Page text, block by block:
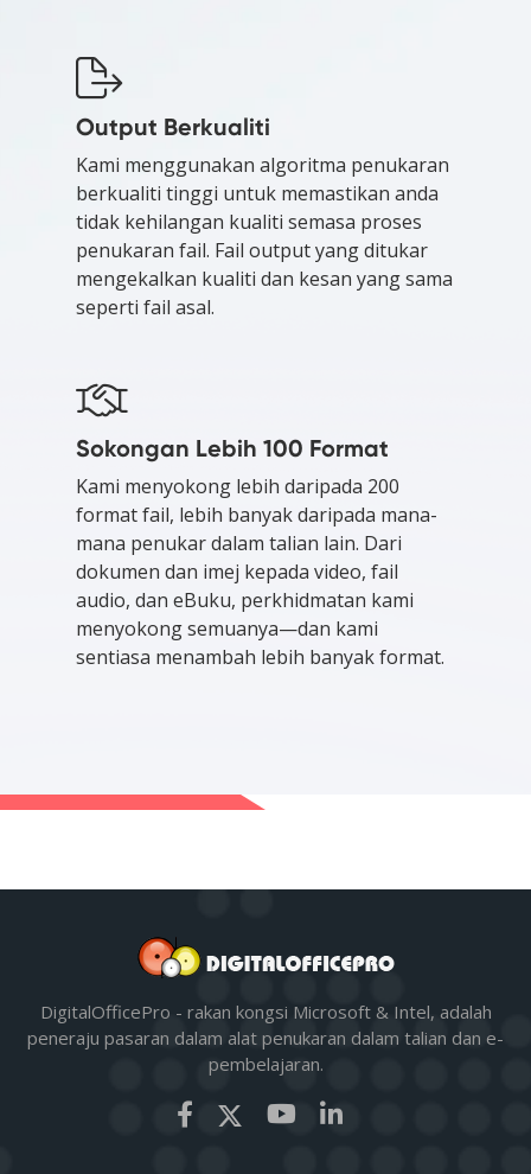
Output Berkualiti
Kami menggunakan algoritma penukaran
berkualiti tinggi untuk memastikan anda
tidak kehilangan kualiti semasa proses
penukaran fail. Fail output yang ditukar
mengekalkan kualiti dan kesan yang sama
seperti fail asal.
Sokongan Lebih 100 Format
Kami menyokong lebih daripada 200
format fail, lebih banyak daripada mana-
mana penukar dalam talian lain. Dari
dokumen dan imej kepada video, fail
audio, dan eBuku, perkhidmatan kami
menyokong semuanya—dan kami
sentiasa menambah lebih banyak format.
DigitalOfficePro - rakan kongsi Microsoft & Intel, adalah
peneraju pasaran dalam alat penukaran dalam talian dan e-
pembelajaran.